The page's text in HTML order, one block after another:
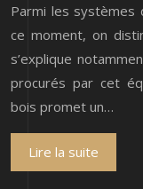
Parmi les systèmes
ce moment, on
s’explique
procurés par cet
bois promet un…
Lire la suite